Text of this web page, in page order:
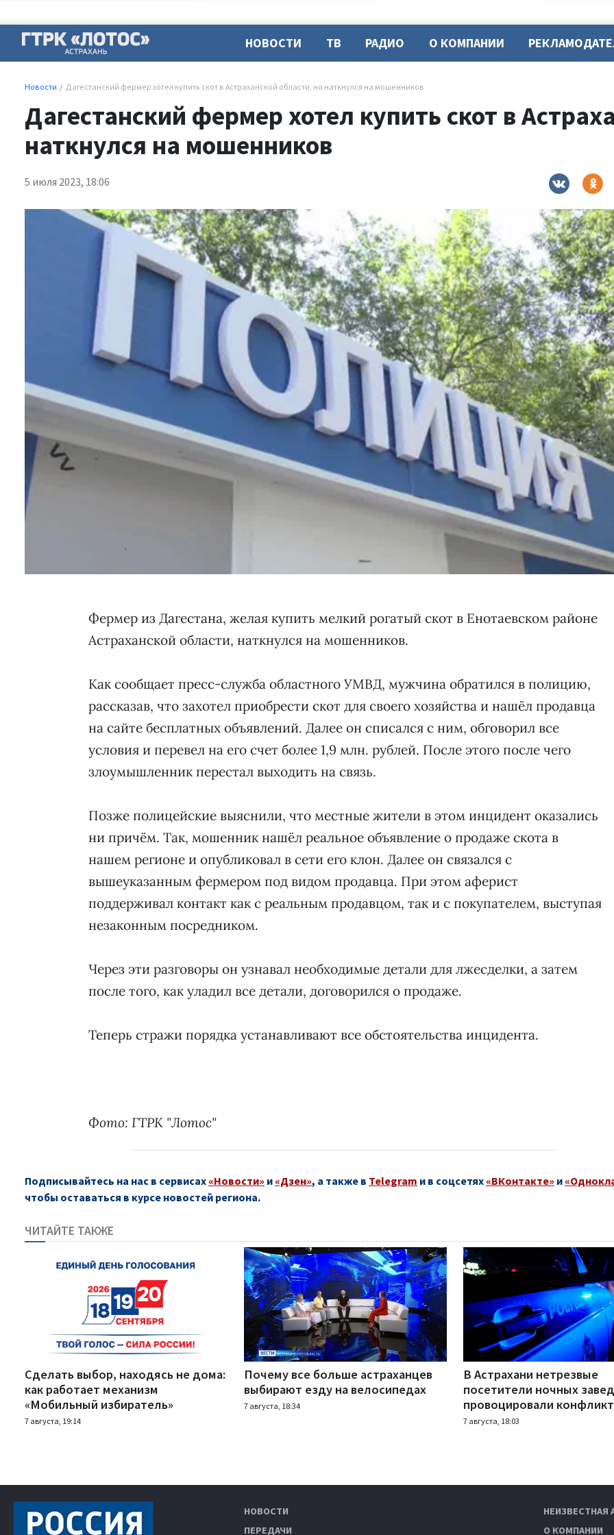
НОВОСТИ ТВ РАДИО О КОМПАНИИ
Новости Дагестанский фермер хотел купить скот в Астраханской области, но наткнулся на мошенников
Дагестанский фермер хотел купить скот в
наткнулся на мошенников
5 июля 2023, 18:06
Фермер из Дагестана, желая купить мелкий рогатый скот в Енотаевском районе
Астраханской области, наткнулся на мошенников.
Как сообщает пресс-служба областного УМВД, мужчина обратился в полицию,
рассказав, что захотел приобрести скот для своего хозяйства и нашёл продавца
на сайте бесплатных объявлений. Далее он списался с ним, обговорил все
условия и перевел на его счет более 1,9 млн. рублей. После этого после чего
злоумышленник перестал выходить на связь.
Позже полицейские выяснили, что местные жители в этом инцидент оказались
ни причём. Так, мошенник нашёл реальное объявление о продаже скота в
нашем регионе и опубликовал в сети его клон. Далее он связался с
вышеуказанным фермером под видом продавца. При этом аферист
поддерживал контакт как с реальным продавцом, так и с покупателем, выступая
незаконным посредником.
Через эти разговоры он узнавал необходимые детали для лжесделки, а затем
после того, как уладил все детали, договорился о продаже.
Теперь стражи порядка устанавливают все обстоятельства инцидента.
Фото: ГТРК "Лотос"
Подписывайтесь на нас в сервисах «Новости» и «Дзен», а также в Telegram и в соцсетях «ВКонтакте» и
чтобы оставаться в курсе новостей региона.
ЧИТАЙТЕ ТАКЖЕ
Сделать выбор, находясь не дома:
как работает механизм
«Мобильный избиратель»
7 августа, 19:14
Почему все больше астраханцев
выбирают езду на велосипедах
7 августа, 18:34
В Астрахани нетрезвые
посетители ночных
провоцировали
7 августа, 18:03
НОВОСТИ
ПЕРЕДАЧИ
НЕИЗВЕСТНАЯ
О КОМПАНИИ